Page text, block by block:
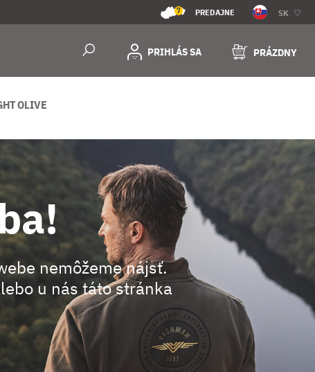
7 PREDAJNE SK
PRIHLÁS SA PRÁZDNY
OLIVE
nemôžeme nájsť.
u nás táto stránka